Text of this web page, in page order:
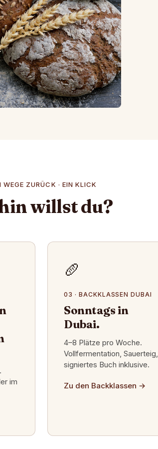
WEGE ZURÜCK · EIN KLICK
willst du?
im
🥖
03 · BACKKLASSEN DUBAI
Sonntags in
Dubai.
4–8 Plätze pro Woche.
Vollfermentation, Sauerteig,
signiertes Buch inklusive.
Zu den Backklassen →